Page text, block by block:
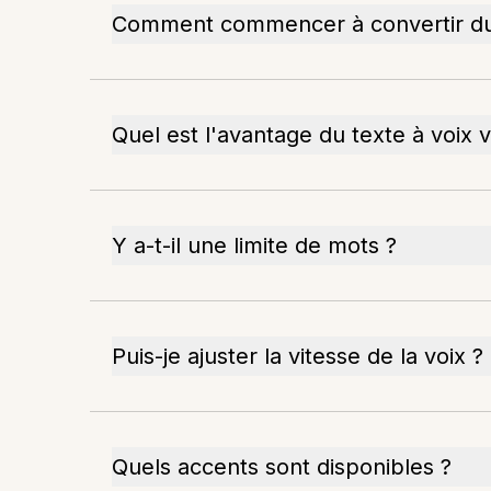
Comment commencer à convertir
Quel est l'avantage du texte à voix
Y a-t-il une limite de mots ?
Puis-je ajuster la vitesse de la voix ?
Quels accents sont disponibles ?